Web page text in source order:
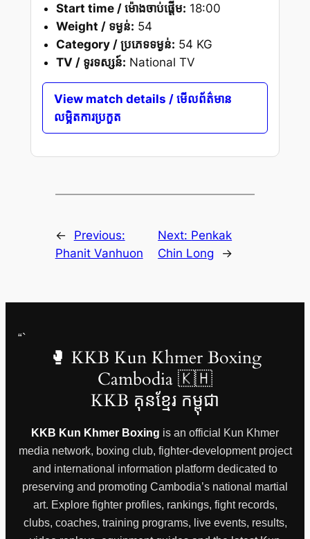
Start time / ម៉ោងចាប់ផ្តើម: 18:00
Weight / ទម្ងន់: 54
Category / ប្រភេទទម្ងន់: 54 KG
TV / ទូរទស្សន៍: National TV
View match details / មើលព័ត៌មាន
លម្អិតការប្រកួត
←
Previous:
Phanit Vanhuon
Next: Penkak
Chin Long
→
“`
🥊 KKB Kun Khmer Boxing
Cambodia 🇰🇭
KKB គុនខ្មែរ កម្ពុជា
KKB Kun Khmer Boxing is an official Kun Khmer
media network, boxing club, fighter-development project
and international information platform dedicated to
preserving and promoting Cambodia’s national martial
art. Explore fighter profiles, rankings, fight records,
clubs, coaches, training programs, live events, results,